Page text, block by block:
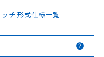
チ 形式仕様一覧